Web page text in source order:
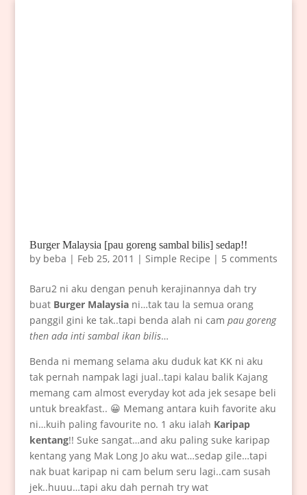
Burger Malaysia [pau goreng sambal bilis] sedap!!
by beba | Feb 25, 2011 | Simple Recipe | 5 comments
Baru2 ni aku dengan penuh kerajinannya dah try
buat Burger Malaysiani…tak tau la semua orang
panggil gini ke tak..tapi benda alah ni cam pau goreng
then ada inti sambal ikan bilis…
Benda ni memang selama aku duduk kat KK ni aku
tak pernah nampak lagi jual..tapi kalau balik Kajang
memang cam almost everyday kot ada jek sesape beli
untuk breakfast.. 😀 Memang antara kuih favorite aku
ni…kuih paling favourite no. 1 aku ialah Karipap
kentang!! Suke sangat…and aku paling suke karipap
kentang yang Mak Long Jo aku wat…sedap gile…tapi
nak buat karipap ni cam belum seru lagi..cam susah
jek..huuu…tapi aku dah pernah try wat